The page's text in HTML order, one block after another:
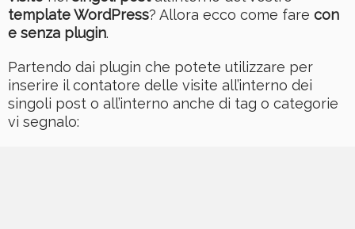
template WordPress? Allora ecco come fare con
e senza plugin.
Partendo dai plugin che potete utilizzare per
inserire il contatore delle visite all’interno dei
singoli post o all’interno anche di tag o categorie
vi segnalo: